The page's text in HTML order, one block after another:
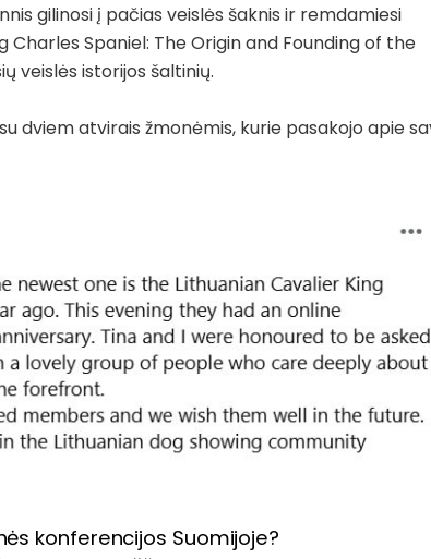
gilinosi į pačias veislės šaknis ir remdamiesi
Spaniel: The Origin and Founding of the
veislės istorijos šaltinių.
dviem atvirais žmonėmis, kurie pasakojo apie
konferencijos Suomijoje?